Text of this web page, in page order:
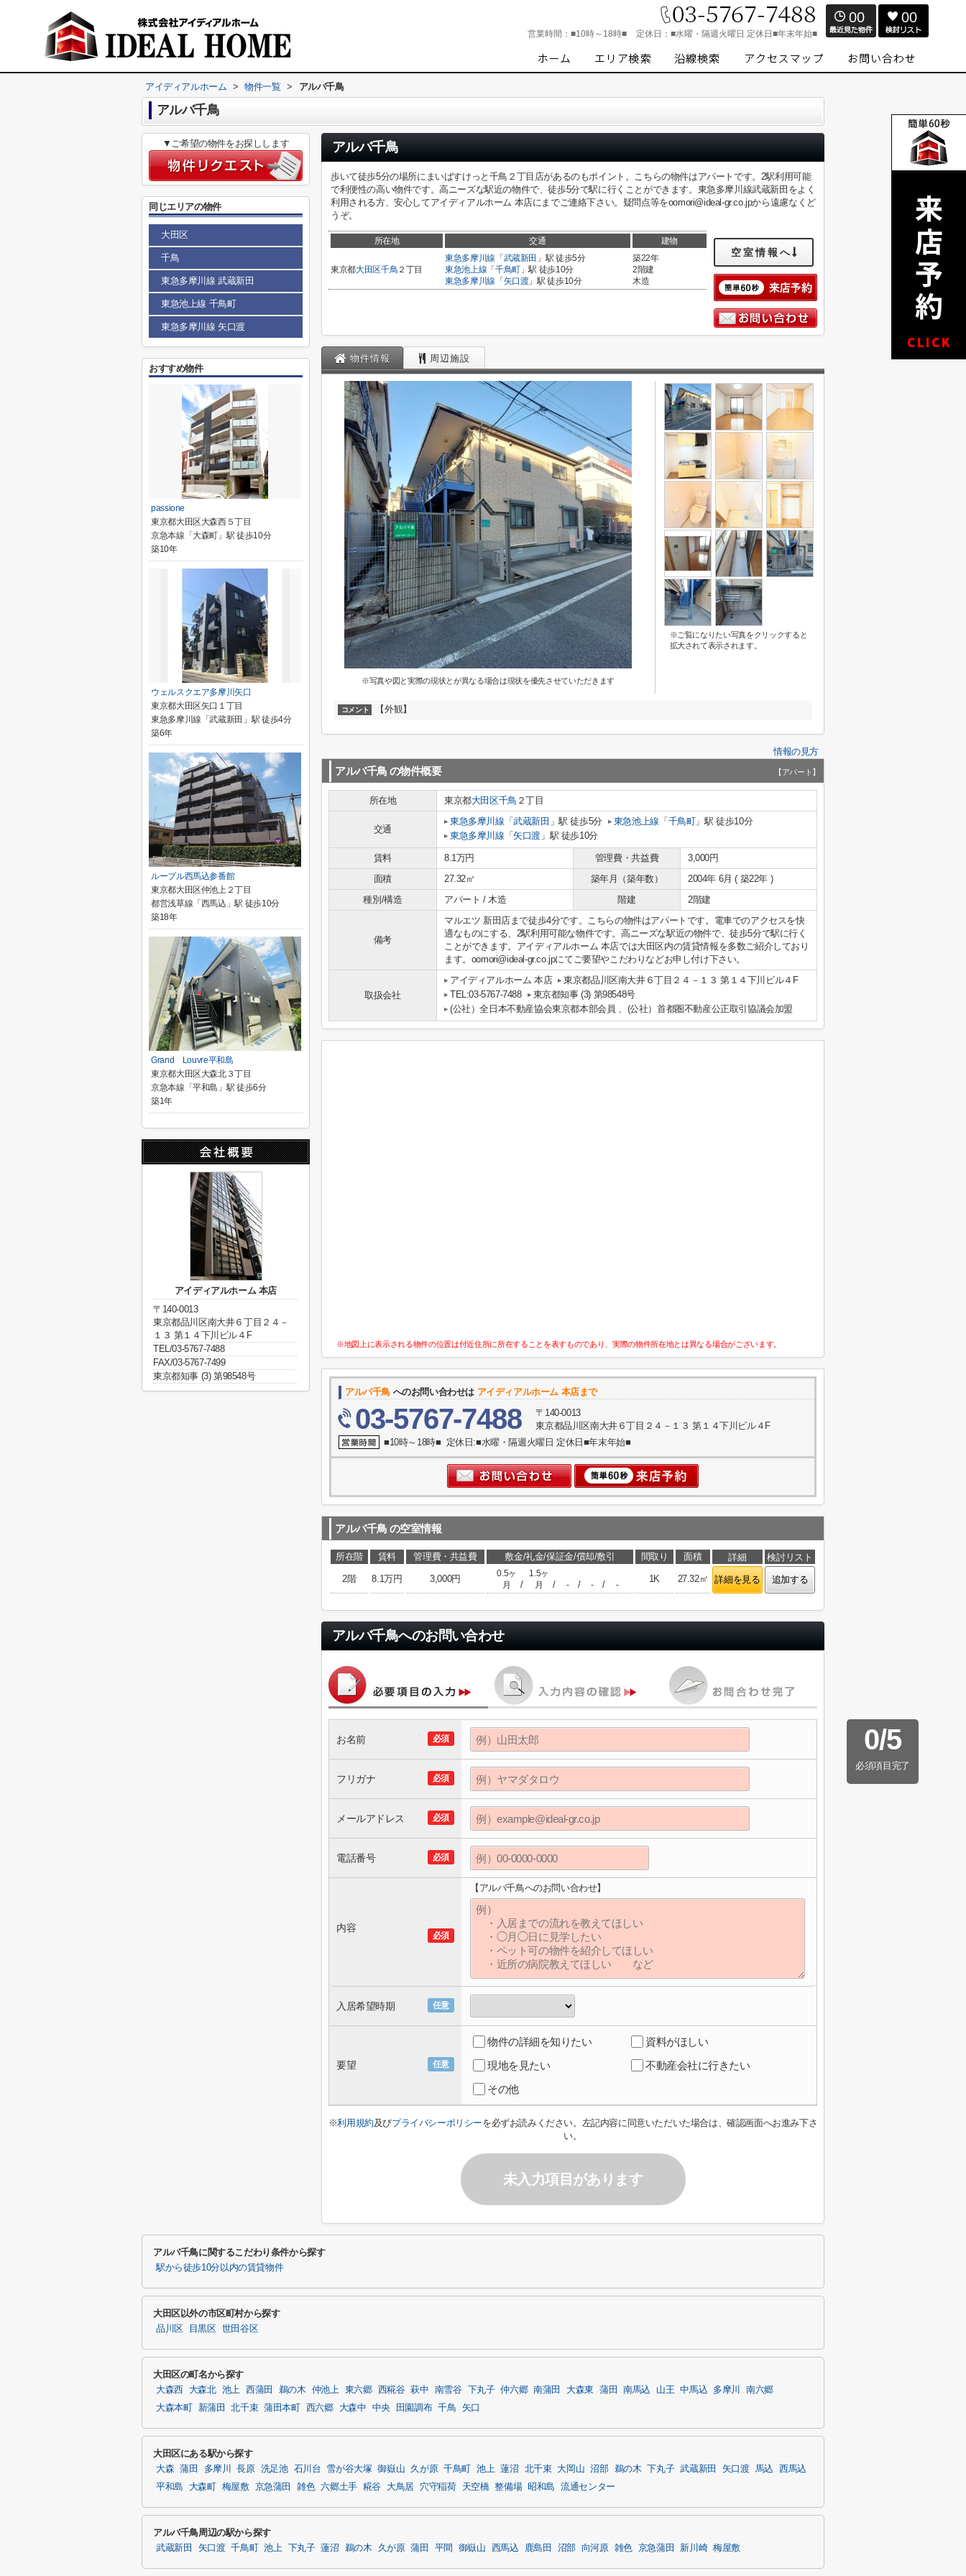
営業時間： ■10時～18時■ 定休日： ■水曜・隔週火曜日 定休日■年末年始■
00 00
アイディアルホーム > 物件一覧 > アルバ千鳥
アルバ千鳥
アルバ千鳥
歩いて徒歩5分の場所にまいばすけっと千鳥２丁目店があるのもポイント。こちらの物件はアパートです。2駅利用可能
で利便性の高い物件です。高ニーズな駅近の物件で、徒歩5分で駅に行くことができます。東急多摩川線武蔵新田をよく
利用される方、安心してアイディアルホーム 本店にまでご連絡下さい。疑問点等をoomori@ideal-gr.co.jpから遠慮なくど
うぞ。
所在地 交通 建物
東京都大田区千鳥 ２丁目
東急多摩川線 「 武蔵新田 」駅 徒歩5分
東急池上線 「 千鳥町」駅 徒歩10分
東急多摩川線 「 矢口渡」駅 徒歩10分
築22年
2階建
木造
空室情報へ
物件情報 周辺施設
※写真や図と実際の現状とが異なる場合は現状を優先させていただきます
※ご覧になりたい写真をクリックすると
拡大されて表示されます。
コメント 【外観】
情報の見方
アルバ千鳥 の物件概要 【アパート】
所在地 東京都大田区千鳥 ２丁目
交通
東急多摩川線 「武蔵新田 」駅 徒歩5分 東急池上線 「 千鳥町」駅 徒歩10分
東急多摩川線 「 矢口渡 」駅 徒歩10分
賃料 8.1万円 管理費・共益費
3,000円
面積
27.32㎡ 築年月（築年数）
2004年 6月 ( 築22年 )
種別/構造
アパート / 木造 階建 2階建
備考
マルエツ 新田店まで徒歩4分です。こちらの物件はアパートです。電車でのアクセスを快
適なものにする、2駅利用可能な物件です。高ニーズな駅近の物件で、徒歩5分で駅に行く
ことができます。アイディアルホーム 本店では大田区内の賃貸情報を多数ご紹介しており
ます。oomori@ideal-gr.co.jpにてご要望やこだわりなどお申し付け下さい。
取扱会社
アイディアルホーム 本店
東京都品川区南大井６丁目２４－１３ 第１４下川ビル４F
TEL:03-5767-7488
東京都知事 (3) 第98548号
(公社）全日本不動産協会東京都本部会員 、(公社）首都圏不動産公正取引協議会加盟
※地図上に表示される物件の位置は付近住所に所在することを表すものであり、実際の物件所在地とは異なる場合がございます。
アルバ千鳥 へのお問い合わせは アイディアルホーム 本店まで
03-5767-7488
〒140-0013
東京都品川区南大井６丁目２４－１３ 第１４下川ビル４F
■10時～18時■ 定休日:■水曜・隔週火曜日 定休日■年末年始■
アルバ千鳥 の空室情報
所在階 賃料 管理費・共益費 敷金/礼金/保証金/償却/敷引 間取り 面積 詳細
検討リスト
2階
8.1万円 3,000円
0.5ヶ
月
/
1.5ヶ
月
/ - / - / -
1K 27.32㎡ 詳細を見る 追加する
アルバ千鳥へのお問い合わせ
0/5
必須項目完了
必須
お名前
必須
フリガナ
必須
メールアドレス
必須
電話番号
必須
内容
【アルバ千鳥へのお問い合わせ】
任意
入居希望時期
任意
要望
物件の詳細を知りたい
資料がほしい
現地を見たい
不動産会社に行きたい
その他
※利用規約及びプライバシーポリシーを必ずお読みください。左記内容に同意いただいた場合は、確認画面へお進み下さ
い。
未入力項目があります
▼ご希望の物件をお探しします
同じエリアの物件
大田区
千鳥
東急多摩川線 武蔵新田
東急池上線 千鳥町
東急多摩川線 矢口渡
おすすめ物件
passione
東京都大田区大森西５丁目
京急本線「大森町」駅 徒歩10分
築10年
ウェルスクエア多摩川矢口
東京都大田区矢口１丁目
東急多摩川線「武蔵新田」駅 徒歩4分
築6年
ルーブル西馬込参番館
東京都大田区仲池上２丁目
都営浅草線「西馬込」駅 徒歩10分
築18年
Grand Louvre平和島
東京都大田区大森北３丁目
京急本線「平和島」駅 徒歩6分
築1年
アイディアルホーム 本店
〒140-0013
東京都品川区南大井６丁目２４－
１３ 第１４下川ビル４F
TEL/03-5767-7488
FAX/03-5767-7499
東京都知事 (3) 第98548号
アルバ千鳥に関するこだわり条件から探す
駅から徒歩10分以内の賃貸物件
大田区以外の市区町村から探す
品川区 目黒区 世田谷区
大田区の町名から探す
大森西 大森北 池上 西蒲田 鵜の木 仲池上 東六郷 西糀谷 萩中 南雪谷 下丸子 仲六郷 南蒲田 大森東 蒲田 南馬込 山王 中馬込 多摩川
南六郷
大森本町
新蒲田 北千束 蒲田本町 西六郷 大森中 中央 田園調布 千鳥 矢口
大田区にある駅から探す
大森 蒲田 多摩川 長原 洗足池 石川台 雪が谷大塚 御嶽山 久が原 千鳥町 池上 蓮沼 北千束 大岡山 沼部 鵜の木 下丸子 武蔵新田 矢口渡 馬込
西馬込
平和島
大森町 梅屋敷 京急蒲田 雑色 六郷土手 糀谷 大鳥居 穴守稲荷 天空橋 整備場 昭和島 流通センター
アルバ千鳥周辺の駅から探す
武蔵新田 矢口渡 千鳥町 池上 下丸子 蓮沼 鵜の木 久が原 蒲田 平間 御嶽山 西馬込 鹿島田 沼部 向河原 雑色 京急蒲田 新川崎 梅屋敷